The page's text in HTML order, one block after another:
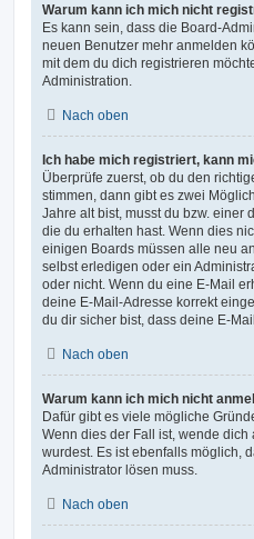
Warum kann ich mich nicht
Es kann sein, dass die Board-
neuen Benutzer mehr anmelden
mit dem du dich registrieren
Administration.
Nach oben
Ich habe mich registriert, kann
Überprüfe zuerst, ob du den
stimmen, dann gibt es zwei
Jahre alt bist, musst du bzw.
die du erhalten hast. Wenn dies
einigen Boards müssen alle neu
selbst erledigen oder ein
oder nicht. Wenn du eine E-Mail
deine E-Mail-Adresse korrekt
du dir sicher bist, dass deine E-
Nach oben
Warum kann ich mich nicht
Dafür gibt es viele mögliche
Wenn dies der Fall ist, wende
wurdest. Es ist ebenfalls möglich,
Administrator lösen muss.
Nach oben